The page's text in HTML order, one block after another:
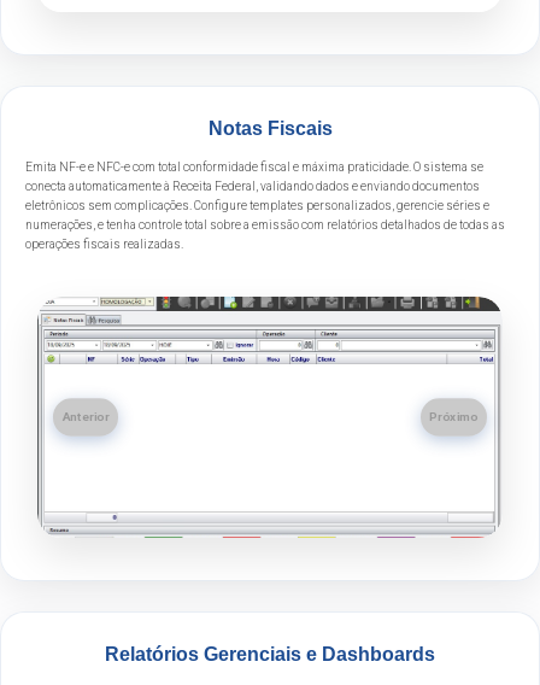
Notas Fiscais
Emita NF-e e NFC-e com total conformidade fiscal e máxima praticidade. O sistema se
conecta automaticamente à Receita Federal, validando dados e enviando documentos
eletrônicos sem complicações. Configure templates personalizados, gerencie séries e
numerações, e tenha controle total sobre a emissão com relatórios detalhados de todas as
operações fiscais realizadas.
Anterior Próximo
Relatórios Gerenciais e Dashboards